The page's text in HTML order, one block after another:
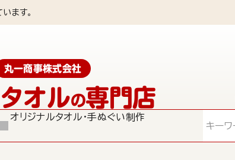
ます。
丸一商事株式会社
オルの専門店
オリジナルタオル・手ぬぐい制作